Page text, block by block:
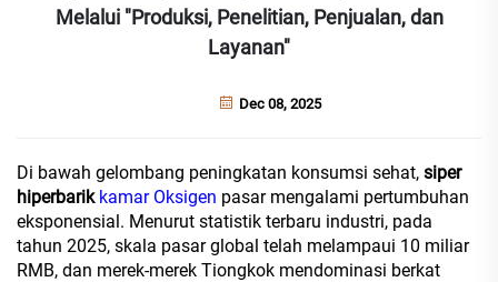
Melalui "Produksi, Penelitian, Penjualan, dan
Layanan"
Dec 08, 2025
Di bawah gelombang peningkatan konsumsi sehat, siper
hiperbarik kamar Oksigen pasar mengalami pertumbuhan
eksponensial. Menurut statistik terbaru industri, pada
tahun 2025, skala pasar global telah melampaui 10 miliar
RMB, dan merek-merek Tiongkok mendominasi berkat